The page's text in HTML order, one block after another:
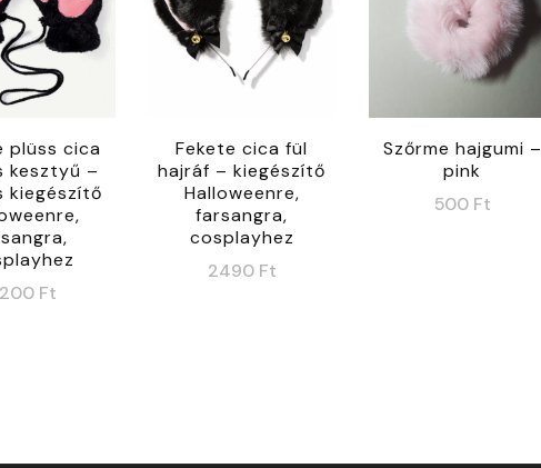
plüss cica
kesztyű –
kiegészítő
Ft
Fekete cica fül
hajráf – kiegészítő
Halloweenre,
farsangra,
cosplayhez
2490 Ft
Szőrme hajgumi –
pink
500 Ft